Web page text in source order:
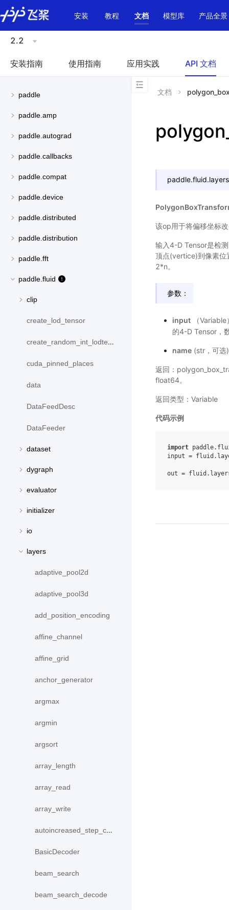
\u200E
安装
教程 文档 模型库 产品全景
2.2
安装指南 使用指南 应用实践 API 文档
paddle
paddle.amp
paddle.autograd
paddle.callbacks
paddle.compat
paddle.device
paddle.distributed
paddle.distribution
paddle.fft
paddle.fluid
clip
create_lod_tensor
create_random_int_lodtensor
cuda_pinned_places
data
DataFeedDesc
DataFeeder
dataset
dygraph
evaluator
initializer
io
layers
adaptive_pool2d
adaptive_pool3d
add_position_encoding
affine_channel
affine_grid
anchor_generator
argmax
argmin
argsort
array_length
array_read
array_write
autoincreased_step_counter
BasicDecoder
beam_search
beam_search_decode
文档
该op用于将偏移坐标
输入4-D Tensor是检
顶点(vertice)到像素位
2*n。
参数：
input（Variable
的4-D Tensor，
name(str，可选
返回：
float64。
返回类型：Variable
代码示例
import
input = fluid .
out = fluid .